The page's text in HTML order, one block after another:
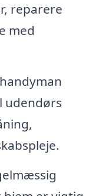
reparere
med
udendørs